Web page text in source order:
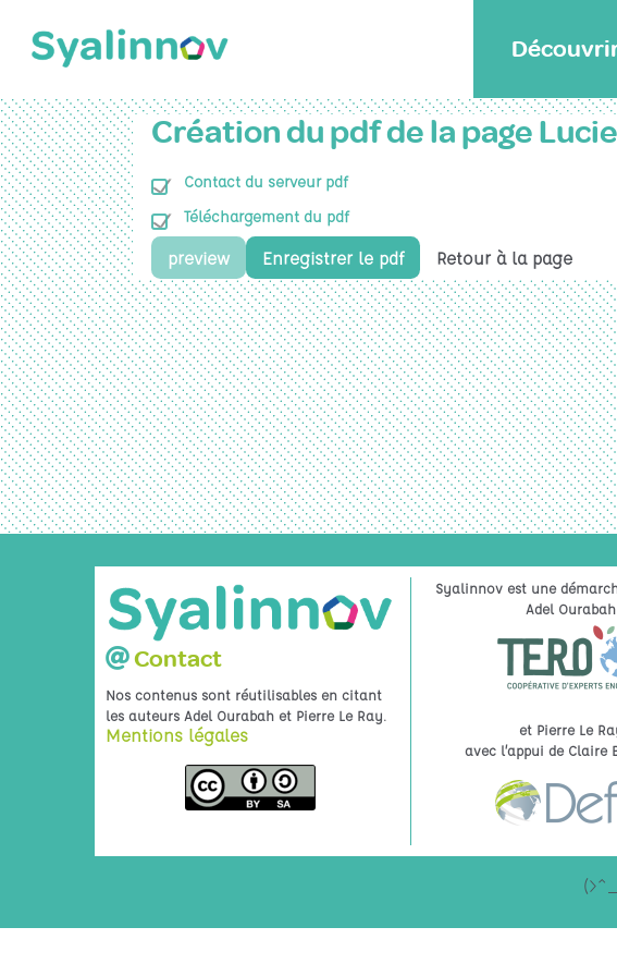
Création du pdf de la page
Contact du serveur pdf
Téléchargement du pdf
preview Enregistrer le pdf Retour à la page
Contact
Nos contenus sont réutilisables en citant
les auteurs Adel Ourabah et Pierre Le Ray.
Mentions légales
Syalinnov est une
Adel Ourabah
et Pierre Le
avec l’appui de Claire